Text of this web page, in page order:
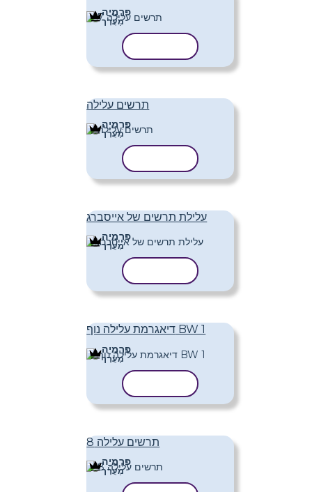
פּרֶמיָה
מַעֲרָך
תרשים עלילה
פּרֶמיָה
מַעֲרָך
עלילת תרשים של אייסברג
פּרֶמיָה
מַעֲרָך
דיאגרמת עלילה נוף BW 1
פּרֶמיָה
מַעֲרָך
תרשים עלילה 8
פּרֶמיָה
מַעֲרָך